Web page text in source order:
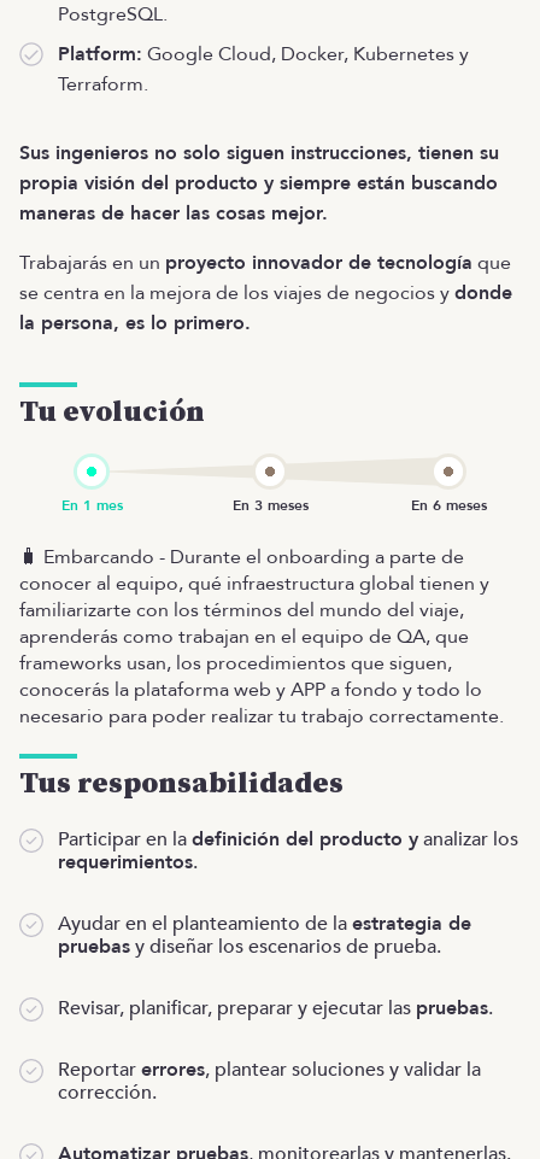
PostgreSQL.
Platform: Google Cloud, Docker, Kubernetes y
Terraform.
Sus ingenieros no solo siguen instrucciones, tienen su
propia visión del producto y siempre están buscando
maneras de hacer las cosas mejor.
Trabajarás en un proyecto innovador de tecnología que
se centra en la mejora de los viajes de negocios ydonde
la persona, es lo primero.
Tu evolución
🧳 Embarcando - Durante el onboarding a parte de
conocer al equipo, qué infraestructura global tienen y
familiarizarte con los términos del mundo del viaje,
aprenderás como trabajan en el equipo de QA, que
frameworks usan, los procedimientos que siguen,
conocerás la plataforma web y APP a fondo y todo lo
necesario para poder realizar tu trabajo correctamente.
Tus responsabilidades
Participar en ladefinición del producto yanalizar los
requerimientos.
Ayudar en el planteamiento de laestrategia de
pruebasy diseñar los escenarios de prueba.
Revisar, planificar, preparar y ejecutar las pruebas.
Reportarerrores, plantear soluciones y validar la
corrección.